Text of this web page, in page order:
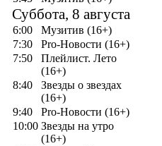
Суббота, 8 августа
6:00
Музитив (16+)
7:30
Pro-Новости (16+)
7:50
Плейлист. Лето
(16+)
8:40
Звезды о звездах
(16+)
9:40
Pro-Новости (16+)
10:00 Звезды на утро
(16+)